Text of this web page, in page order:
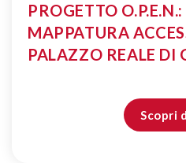
PROGETTO
MAPPATURA
PALAZZO REALE DI
Scopri